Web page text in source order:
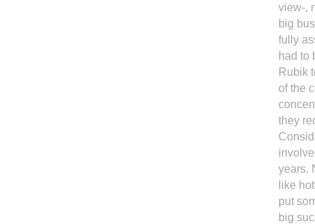
view-,
big
fully
had to
Rubik
of the
they
years.
like
put
big